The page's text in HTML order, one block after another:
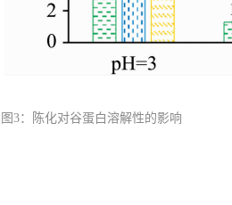
图3：陈化对谷蛋白溶解性的影响